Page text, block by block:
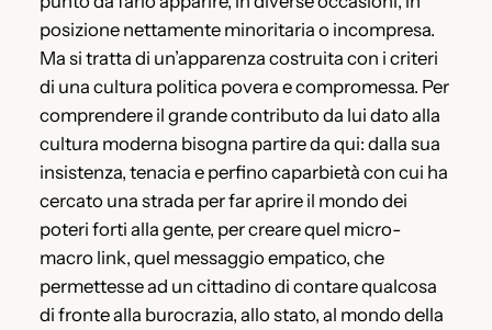
posizione nettamente minoritaria o incompresa.
Ma si tratta di un’apparenza costruita con i criteri
di una cultura politica povera e compromessa. Per
comprendere il grande contributo da lui dato alla
cultura moderna bisogna partire da qui: dalla sua
insistenza, tenacia e perfino caparbietà con cui ha
cercato una strada per far aprire il mondo dei
poteri forti alla gente, per creare quel micro-
macro link, quel messaggio empatico, che
permettesse ad un cittadino di contare qualcosa
di fronte alla burocrazia, allo stato, al mondo della